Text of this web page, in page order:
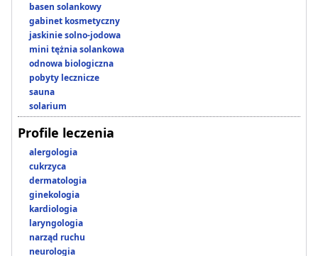
basen solankowy
gabinet kosmetyczny
jaskinie solno-jodowa
mini tężnia solankowa
odnowa biologiczna
pobyty lecznicze
sauna
solarium
Profile leczenia
alergologia
cukrzyca
dermatologia
ginekologia
kardiologia
laryngologia
narząd ruchu
neurologia